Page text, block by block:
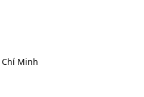
Minh